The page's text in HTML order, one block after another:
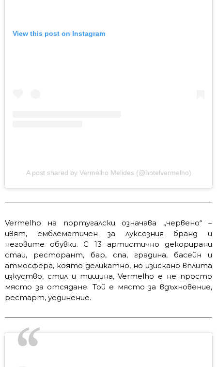
View this post on Instagram
A post shared by Vermelho Melides (@hotelvermelho)
Vermelho на португалски означава „червено“ –
цвят, емблематичен за луксозния бранд и
неговите обувки. С 13 артистично декорирани
стаи, ресторант, бар, спа, градина, басейн и
атмосфера, която деликатно, но изискано вплита
изкуство, стил и тишина, Vermelho е не просто
място за отсядане. Той е място за вдъхновение,
рестарт, уединение.